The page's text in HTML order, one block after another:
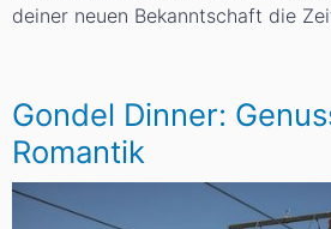
deiner neuen Bekanntschaft die
Gondel Dinner:
Romantik